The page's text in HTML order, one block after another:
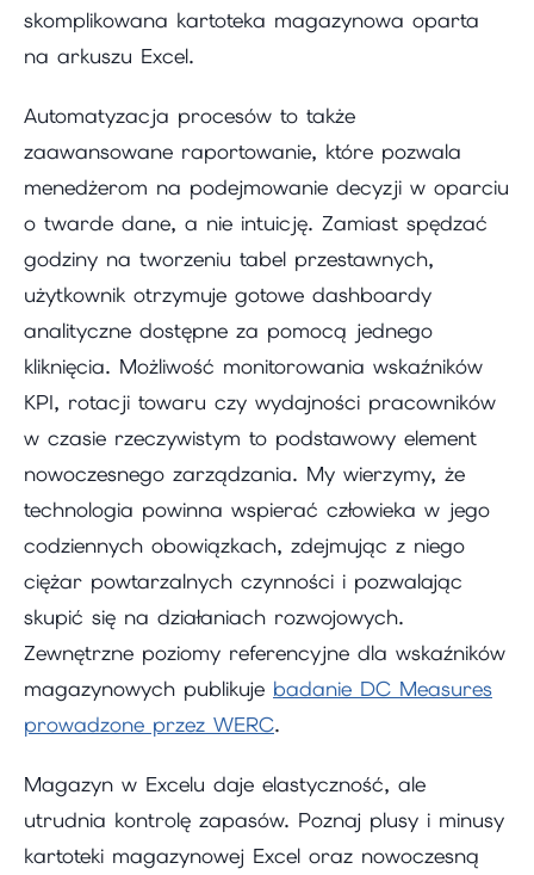
skomplikowana kartoteka magazynowa oparta
na arkuszu Excel.
Automatyzacja procesów to także
zaawansowane raportowanie, które pozwala
menedżerom na podejmowanie decyzji w oparciu
o twarde dane, a nie intuicję. Zamiast spędzać
godziny na tworzeniu tabel przestawnych,
użytkownik otrzymuje gotowe dashboardy
analityczne dostępne za pomocą jednego
kliknięcia. Możliwość monitorowania wskaźników
KPI, rotacji towaru czy wydajności pracowników
w czasie rzeczywistym to podstawowy element
nowoczesnego zarządzania. My wierzymy, że
technologia powinna wspierać człowieka w jego
codziennych obowiązkach, zdejmując z niego
ciężar powtarzalnych czynności i pozwalając
skupić się na działaniach rozwojowych.
Zewnętrzne poziomy referencyjne dla wskaźników
magazynowych publikuje badanie DC Measures
prowadzone przez WERC.
Magazyn w Excelu daje elastyczność, ale
utrudnia kontrolę zapasów. Poznaj plusy i minusy
kartoteki magazynowej Excel oraz nowoczesną